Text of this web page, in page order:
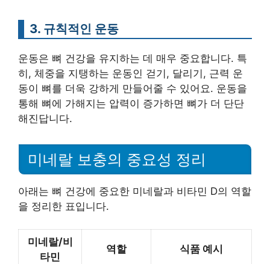
3. 규칙적인 운동
운동은 뼈 건강을 유지하는 데 매우 중요합니다. 특
히, 체중을 지탱하는 운동인 걷기, 달리기, 근력 운
동이 뼈를 더욱 강하게 만들어줄 수 있어요. 운동을
통해 뼈에 가해지는 압력이 증가하면 뼈가 더 단단
해진답니다.
미네랄 보충의 중요성 정리
아래는 뼈 건강에 중요한 미네랄과 비타민 D의 역할
을 정리한 표입니다.
미네랄/비
타민
역할 식품 예시